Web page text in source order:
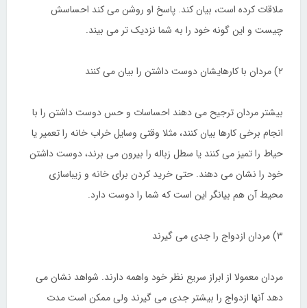
ملاقات کرده است، بیان کند. پاسخ او روشن می کند احساسش
چیست و این گونه خود را به شما نزدیک تر می بیند.
۲) مردان با کارهایشان دوست داشتن را بیان می کنند
بیشتر مردان ترجیح می دهند احساسات و حس دوست داشتن را با
انجام برخی کارها بیان کنند، مثلا وقتی وسایل خراب خانه را تعمیر یا
حیاط را تمیز می کنند یا سطل زباله را بیرون می برند، دوست داشتن
خود را نشان می دهند. حتی خرید کردن برای خانه و زیباسازی
محیط آن هم بیانگر این است که شما را دوست دارد.
۳) مردان ازدواج را جدی می گیرند
مردان معمولا از ابراز سریع نظر خود واهمه دارند. شواهد نشان می
دهد آنها ازدواج را بیشتر جدی می گیرند ولی ممکن است مدت